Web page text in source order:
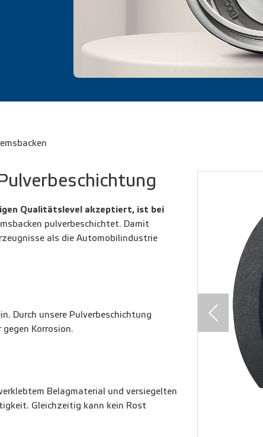
Qualitätslevel akzeptiert, ist bei
pulverbeschichtet. Damit
als die Automobilindustrie
Durch unsere Pulverbeschichtung
Korrosion.
Belagmaterial und versiegelten
Gleichzeitig kann kein Rost